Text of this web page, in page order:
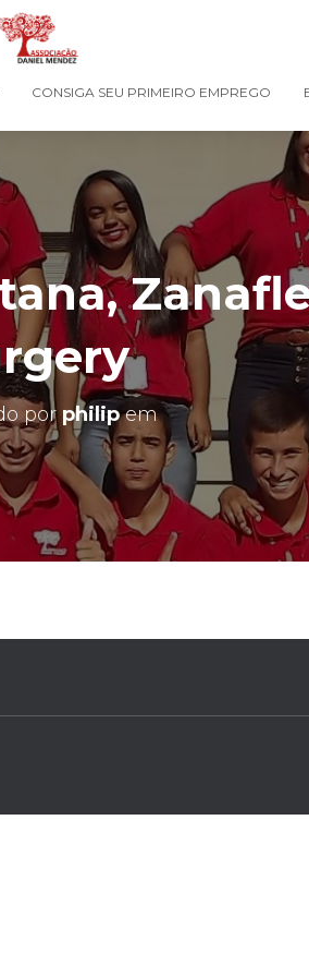
CONSIGA SEU PRIMEIRO EMPREGO
por philipem